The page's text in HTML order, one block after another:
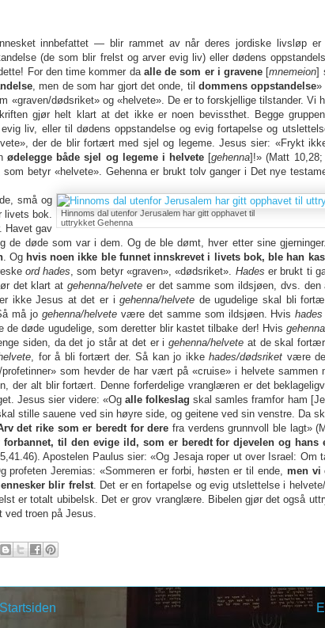
innbefattet — blir rammet av når deres jordiske livsløp er
(de som blir frelst og arver evig liv) eller dødens
For den time kommer da alle de som er i gravene [mnemeion]
, men de som har gjort det onde, tildommens oppstandelse»
«graven/dødsriket» og «helvete». De er to forskjellige tilstander. Vi
gjør helt klart at det ikke er noen bevissthet. Begge
liv, eller til dødens oppstandelse og evig fortapelse og
der de blir fortært med sjel og legeme. Jesus sier: «Frykt
ødelegge både sjel og legeme i helvete [gehenna]!» (Matt 10,28;
som betyr «helvete». Gehenna er brukt tolv ganger i Det nye
Hinnoms dal utenfor Jerusalem har gitt opphavet til
uttrykket Gehenna
små og
livets bok.
Havet gav
de døde som var i dem. Og de ble dømt, hver etter sine
. Og hvis noen ikke ble funnet innskrevet i livets bok, ble han
ord hades, som betyr «graven», «dødsriket». Hades er brukt ti
det klart atgehenna/helvete er det samme som ildsjøen, dvs. den
ikke Jesus at det er igehenna/helvete de ugudelige skal bli
må jogehenna/helvete være det samme som ildsjøen. Hvishades
de døde ugudelige, som deretter blir kastet tilbake der! Hvis
siden, da det jo står at det er igehenna/helvete at de skal
, for å bli fortært der. Så kan jo ikkehades/dødsriket være
som hevder de har vært på «cruise» i helvete sammen
alt blir fortært. Denne forferdelige vranglæren er det
Jesus sier videre: «Og alle folkeslagskal samles framfor ham
stille sauene ved sin høyre side, og geitene ved sin venstre. Da
det rike som er beredt for dere fra verdens grunnvoll ble lagt»
til den evige ild, som er beredt for djevelen og hans
Apostelen Paulus sier: «Og Jesaja roper ut over Israel: Om
profeten Jeremias: «Sommeren er forbi, høsten er til ende, men vi
blir frelst. Det er en fortapelse og evig utslettelse i
er totalt ubibelsk. Det er grov vranglære. Bibelen gjør det også
ved troen på Jesus.
Startsiden